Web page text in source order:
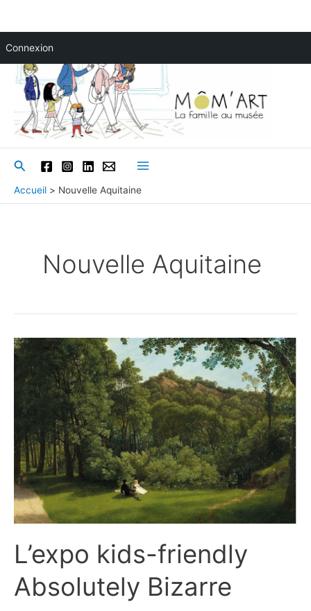
Connexion
contenu
Rechercher
Menu
Accueil Nouvelle Aquitaine
Nouvelle Aquitaine
L’expo kids-friendly
Absolutely Bizarre